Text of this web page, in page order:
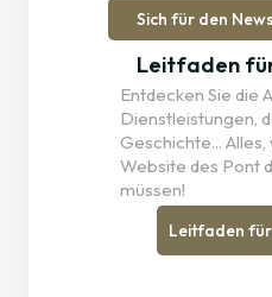
Sich für den
Leitfaden
Entdecken Sie die
Dienstleistungen,
Geschichte...
Website des Pont
müssen!
Leitfaden